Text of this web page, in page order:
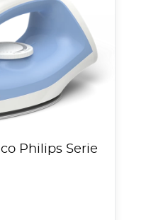
Philips Serie